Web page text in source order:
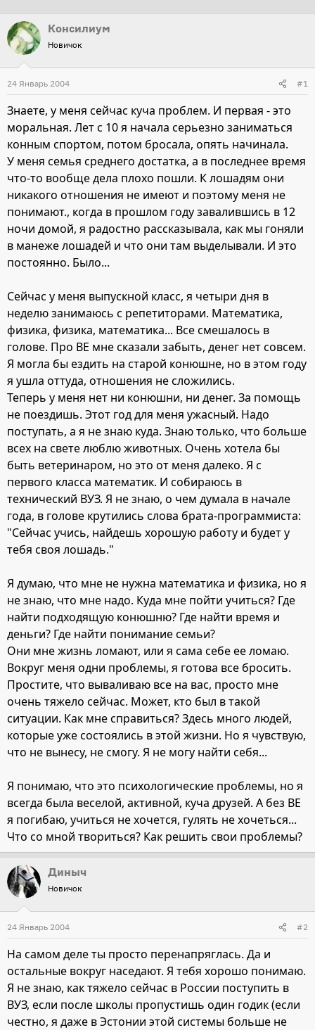
о
р
т
е
ы
а
а
л
а
Консилиум
Новичок
24 Январь 2004 #1
Знаете, у меня сейчас куча проблем. И первая - это
моральная. Лет с 10 я начала серьезно заниматься
конным спортом, потом бросала, опять начинала.
У меня семья среднего достатка, а в последнее время
что-то вообще дела плохо пошли. К лошадям они
никакого отношения не имеют и поэтому меня не
понимают., когда в прошлом году завалившись в 12
ночи домой, я радостно рассказывала, как мы гоняли
в манеже лошадей и что они там выделывали. И это
постоянно. Было...
Сейчас у меня выпускной класс, я четыри дня в
неделю занимаюсь с репетиторами. Математика,
физика, физика, математика... Все смешалось в
голове. Про ВЕ мне сказали забыть, денег нет совсем.
Я могла бы ездить на старой конюшне, но в этом году
я ушла оттуда, отношения не сложились.
Теперь у меня нет ни конюшни, ни денег. За помощь
не поездишь. Этот год для меня ужасный. Надо
поступать, а я не знаю куда. Знаю только, что больше
всех на свете люблю животных. Очень хотела бы
быть ветеринаром, но это от меня далеко. Я с
первого класса математик. И собираюсь в
технический ВУЗ. Я не знаю, о чем думала в начале
года, в голове крутились слова брата-программиста:
"Сейчас учись, найдешь хорошую работу и будет у
тебя своя лошадь."
Я думаю, что мне не нужна математика и физика, но я
не знаю, что мне надо. Куда мне пойти учиться? Где
найти подходящую конюшню? Где найти время и
деньги? Где найти понимание семьи?
Они мне жизнь ломают, или я сама себе ее ломаю.
Вокруг меня одни проблемы, я готова все бросить.
Простите, что вываливаю все на вас, просто мне
очень тяжело сейчас. Может, кто был в такой
ситуации. Как мне справиться? Здесь много людей,
которые уже состоялись в этой жизни. Но я чувствую,
что не вынесу, не смогу. Я не могу найти себя...
Я понимаю, что это психологические проблемы, но я
всегда была веселой, активной, куча друзей. А без ВЕ
я погибаю, учиться не хочется, гулять не хочеться...
Что со мной твориться? Как решить свои проблемы?
Диныч
Новичок
24 Январь 2004 #2
На самом деле ты просто перенапряглась. Да и
остальные вокруг наседают. Я тебя хорошо понимаю.
Я не знаю, как тяжело сейчас в России поступить в
ВУЗ, если после школы пропустишь один годик (если
честно, я даже в Эстонии этой системы больше не